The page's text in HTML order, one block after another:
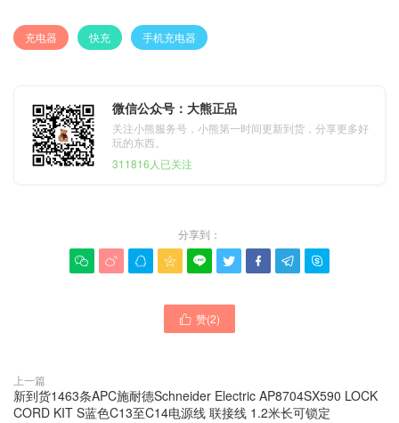
充电器 快充 手机充电器
微信公众号：大熊正品
关注小熊服务号，小熊第一时间更新到货，分享更多好
玩的东西。
311816人已关注
分享到：
        
 赞(2)
上一篇
新到货1463条APC施耐德Schneider Electric AP8704SX590 LOCK
CORD KIT S蓝色C13至C14电源线 联接线 1.2米长可锁定